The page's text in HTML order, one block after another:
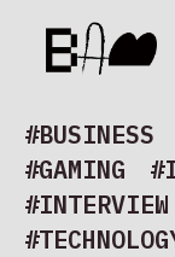
#BUSINESS
#GAMING
#INTERVIEW